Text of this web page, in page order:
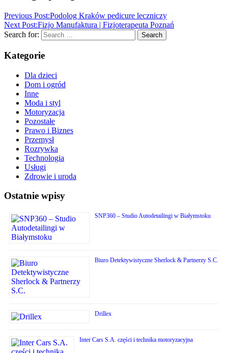
Previous Post:Podolog Kraków pedicure leczniczy
Next Post:Fizjo Manufaktura | Fizjoterapeuta Poznań
Search for:
Search
Kategorie
Dla dzieci
Dom i ogród
Inne
Moda i styl
Motoryzacja
Pozostałe
Prawo i Biznes
Przemysł
Rozrywka
Technologia
Usługi
Zdrowie i uroda
Ostatnie wpisy
SNP360 – Studio Autodetailingi w Białymstoku
Biuro Detektywistyczne Sherlock & Partnerzy S.C.
Drillex
Inter Cars S.A. części i technika motoryzacyjna